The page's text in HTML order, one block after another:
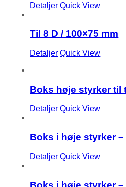
Detaljer Quick View
Til 8 D / 100×75 mm
Detaljer Quick View
Boks høje styrker til
Detaljer Quick View
Boks i høje styrker –
Detaljer Quick View